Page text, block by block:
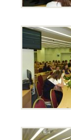
DofE
O